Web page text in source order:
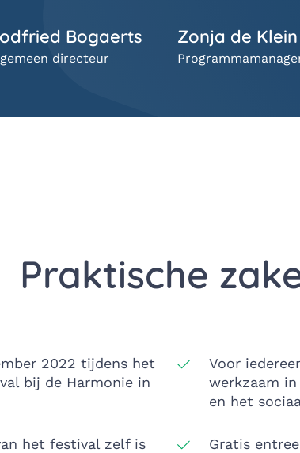
Bogaerts
directeur
Zonja de Klein
Praktische
2022 tijdens het
bij de Harmonie in
Voor
werkzaam
en het
het festival zelf is
Gratis